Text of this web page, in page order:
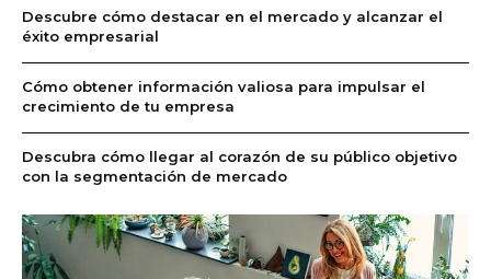
Descubre cómo destacar en el mercado y alcanzar el
éxito empresarial
Cómo obtener información valiosa para impulsar el
crecimiento de tu empresa
Descubra cómo llegar al corazón de su público objetivo
con la segmentación de mercado